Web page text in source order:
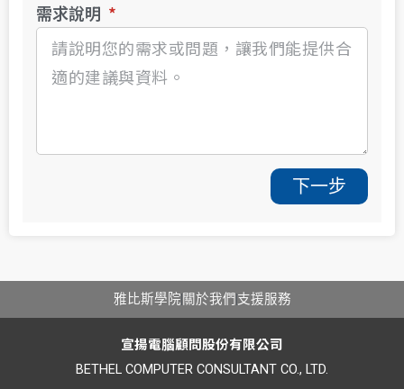
需求說明
下一步
雅比斯學院關於我們支援服務
宣揚電腦顧問股份有限公司
BETHEL COMPUTER CONSULTANT CO., LTD.